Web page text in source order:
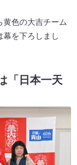
黄色の大吉チーム
幕を下ろしまし
「日本一天